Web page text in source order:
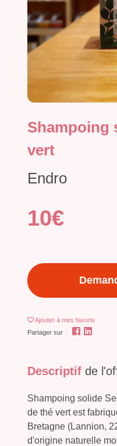
Shampoing
vert
Endro
10€
Ajouter à mes favoris
Partager sur
Descriptif de
Shampoing solide
de thé vert est
Bretagne (Lannion,
d'origine naturelle